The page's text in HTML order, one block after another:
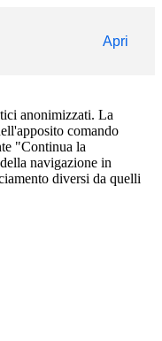
Apri
anonimizzati. La
comando
"Continua la
navigazione in
diversi da quelli